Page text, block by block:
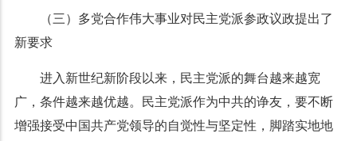
（三）多党合作伟大事业对民主党派参政议政提出了
新要求
进入新世纪新阶段以来，民主党派的舞台越来越宽
广，条件越来越优越。民主党派作为中共的诤友，要不断
增强接受中国共产党领导的自觉性与坚定性，脚踏实地地